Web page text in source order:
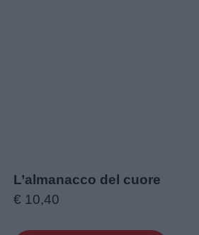
L’almanacco del cuore
€ 10,40